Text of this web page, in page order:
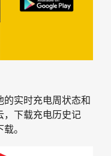
实时充电周状态和
，下载充电历史记
。